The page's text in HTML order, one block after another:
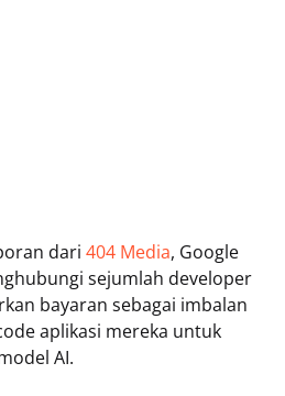
dari 404 Media, Google
sejumlah developer
bayaran sebagai imbalan
aplikasi mereka untuk
AI.